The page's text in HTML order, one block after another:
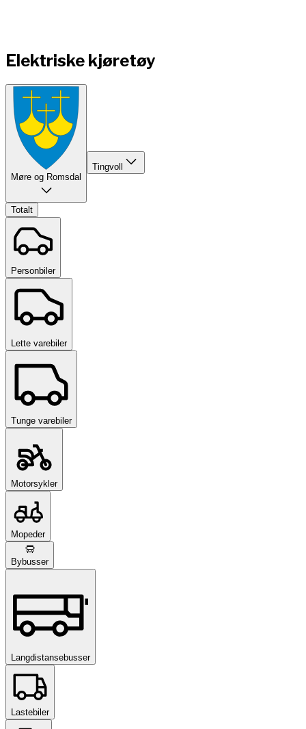
Elektriske kjøretøy
Møre og Romsdal
Tingvoll
Totalt
Personbiler
Lette varebiler
Tunge varebiler
Motorsykler
Mopeder
Bybusser
Langdistansebusser
Lastebiler